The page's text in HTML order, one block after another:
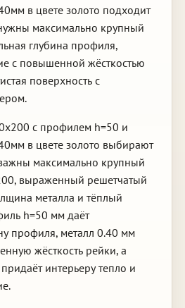
в цвете золото подходит
максимально крупный
глубина профиля,
с повышенной жёсткостью
поверхность с
с профилем h=50 и
в цвете золото выбирают
максимально крупный
выраженный решетчатый
металла и тёплый
h=50 мм даёт
профиля, металл 0.40 мм
жёсткость рейки, а
интерьеру тепло и